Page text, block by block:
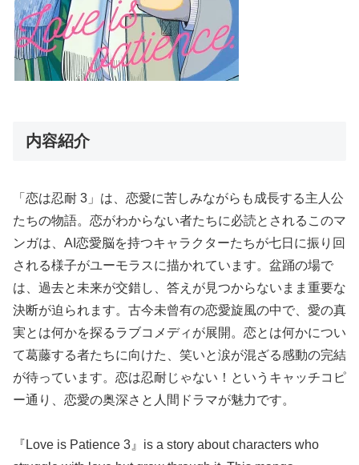
内容紹介
「恋は忍耐 3」は、恋愛に苦しみながらも成長する主人公
たちの物語。恋がわからない者たちに必読とされるこのマ
ンガは、AI恋愛脳を持つキャラクターたちが七日に振り回
される様子がユーモラスに描かれています。盆踊の場で
は、過去と未来が交錯し、答えが見つからないまま重要な
決断が迫られます。古今未曾有の恋愛旋風の中で、愛の真
実とは何かを探るラブコメディが展開。恋とは何かについ
て葛藤する者たちに向けた、笑いと涙が混ざる感動の完結
が待っています。恋は忍耐じゃない！というキャッチコピ
ー通り、恋愛の奥深さと人間ドラマが魅力です。
『Love is Patience 3』is a story about characters who